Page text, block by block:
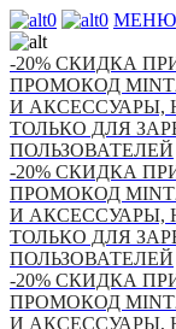
0 0 МЕНЮ
-20% СКИДКА
ПРОМОКОД
И АКСЕССУАРЫ,
ТОЛЬКО ДЛЯ
ПОЛЬЗОВАТЕЛЕЙ
-20% СКИДКА
ПРОМОКОД
И АКСЕССУАРЫ,
ТОЛЬКО ДЛЯ
ПОЛЬЗОВАТЕЛЕЙ
-20% СКИДКА
ПРОМОКОД
И АКСЕССУАРЫ,